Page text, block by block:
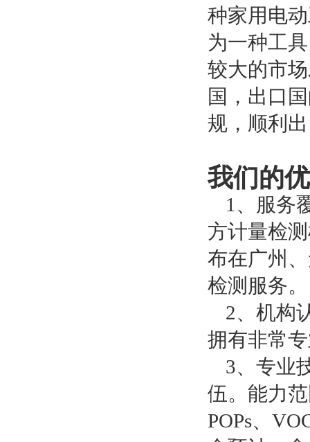
种家用电
为一种工
较大的市
国，出口
规，顺利
我们的
1、 服务
方计量检
布在广州
检测服务。
2、机构
拥有非常
3、 专业
伍。能力
POPs、